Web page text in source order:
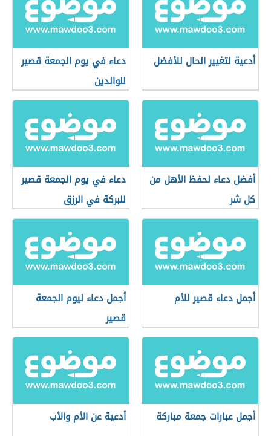
أدعية لتغيير الحال للأفضل
دعاء في يوم الجمعة قصير
للوالدين
أفضل دعاء لحفظ الأهل من
كل شر
دعاء في يوم الجمعة قصير
للبركة في الرزق
أجمل دعاء قصير للأم
أجمل دعاء ليوم الجمعة
قصير
أجمل عبارات جمعة مباركة أدعية عن الأم والأب